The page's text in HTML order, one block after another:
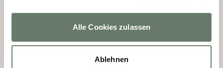
Alle Cookies zulassen
Ablehnen